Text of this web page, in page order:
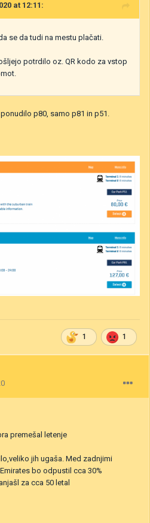
at 12:11:
se da tudi na mestu plačati.
potrdilo oz. QR kodo za vstop
p80, samo p81 in p51.
1 1
premešal letenje
jih ugaša. Med zadnjimi
bo odpustil cca 30%
za cca 50 letal